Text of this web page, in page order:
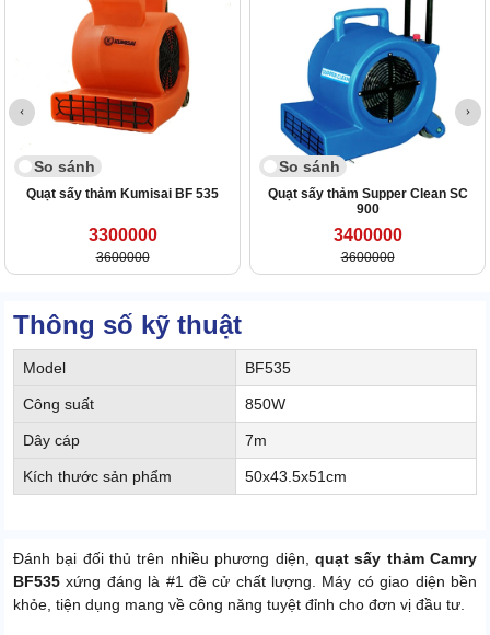
So sánh
Quạt sấy thảm Kumisai BF 535
3300000
3600000
So sánh
Quạt sấy thảm Supper Clean SC
900
3400000
3600000
Thông số kỹ thuật
Model BF535
Công suất 850W
Dây cáp 7m
Kích thước sản phẩm 50x43.5x51cm
Đánh bại đối thủ trên nhiều phương diện,
quạt sấy thảm Camry
BF535 xứng đáng là #1 đề cử chất lượng. Máy có giao diện bền
khỏe, tiện dụng mang về công năng tuyệt đỉnh cho đơn vị đầu tư.